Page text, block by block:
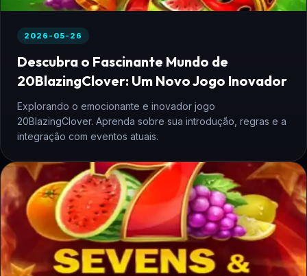
2026-05-26
Descubra o Fascinante Mundo de
20BlazingClover: Um Novo Jogo Inovador
Explorando o emocionante e inovador jogo
20BlazingClover. Aprenda sobre sua introdução, regras e a
integração com eventos atuais.